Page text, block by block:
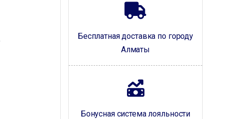
Бесплатная доставка по городу
Алматы
Бонусная система лояльности